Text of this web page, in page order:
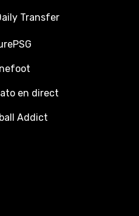
Transfer
en direct
Addict